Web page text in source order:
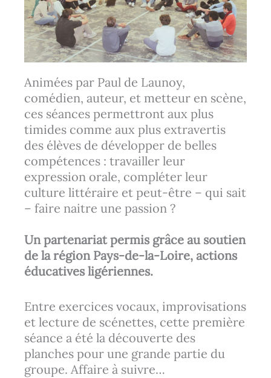
Animées par Paul de Launoy,
comédien, auteur, et metteur en scène,
ces séances permettront aux plus
timides comme aux plus extravertis
des élèves de développer de belles
compétences : travailler leur
expression orale, compléter leur
culture littéraire et peut-être – qui sait
– faire naitre une passion ?
Un partenariat permis grâce au soutien
de la région Pays-de-la-Loire, actions
éducatives ligériennes.
Entre exercices vocaux, improvisations
et lecture de scénettes, cette première
séance a été la découverte des
planches pour une grande partie du
groupe. Affaire à suivre…